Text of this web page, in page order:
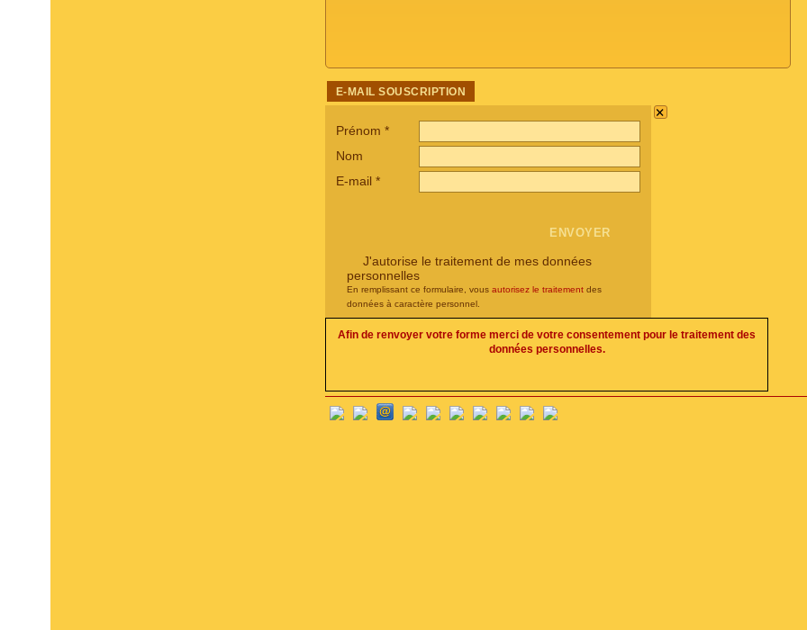
E-MAIL SOUSCRIPTION
×
Prénom *
Nom
E-mail *
J'autorise le traitement de mes données
personnelles
En remplissant ce formulaire, vous autorisez le traitement des
données à caractère personnel.
Afin de renvoyer votre forme merci de votre consentement pour le traitement des
données personnelles.